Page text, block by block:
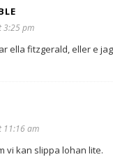
3:25 pm
ella fitzgerald, eller e
11:16 am
vi kan slippa lohan lite.